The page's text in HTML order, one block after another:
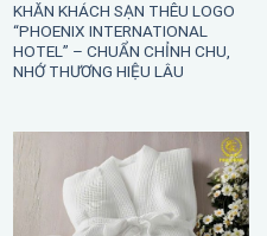
KHĂN KHÁCH SẠN THÊU LOGO
“PHOENIX INTERNATIONAL
HOTEL” – CHUẨN CHỈNH CHU,
NHỚ THƯƠNG HIỆU LÂU